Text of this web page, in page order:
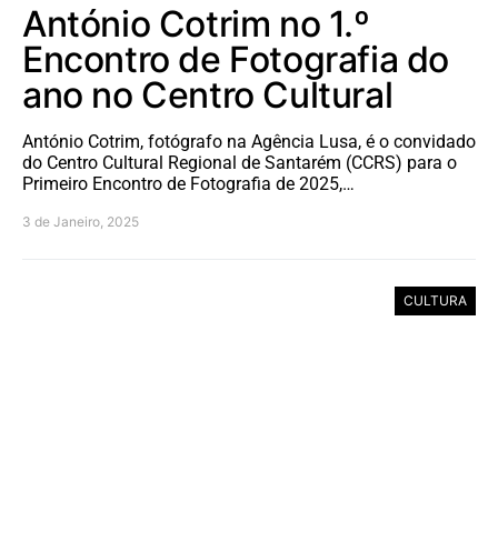
António Cotrim no 1.º
Encontro de Fotografia do
ano no Centro Cultural
António Cotrim, fotógrafo na Agência Lusa, é o convidado
do Centro Cultural Regional de Santarém (CCRS) para o
Primeiro Encontro de Fotografia de 2025,…
3 de Janeiro, 2025
CULTURA